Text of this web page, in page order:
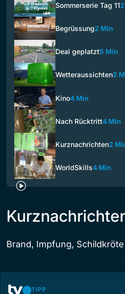
Sommerserie Tag 11
Begrüssung2 Min
Deal geplatzt5 Min
Wetteraussichten2
Kino4 Min
Nach Rücktritt4 Min
Kurznachrichten2
WorldSkills4 Min
Brand, Impfung, Schildkröte
TIPP